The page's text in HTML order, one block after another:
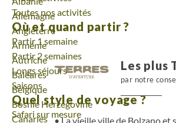
Voyage
Allemagne
Voyage
Angleterre
Voyage
Arménie
Voyage
Autriche
Voyage
Baléares
Voyage
Belgique
Voyage
Bosnie Herzégovine
Voyage
Canaries
Toutes nos activités
Où et quand partir ?
Partir 1 semaine
Partir 2 semaines
Longs séjours
Saisons
Quel style de voyage ?
Safari sur mesure
Les plus
par notre
La vieille ville de Bolzano et